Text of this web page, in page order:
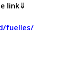
link⇓
fuelles/